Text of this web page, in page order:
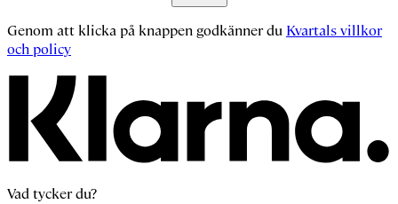
Genom att klicka på knappen godkänner du Kvartals villkor
och policy
Vad tycker du?